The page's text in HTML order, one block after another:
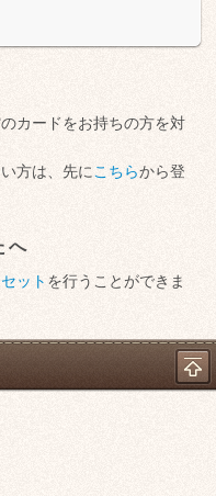
カードをお持ちの方を対
方は、先に こちらから登
へ
ット を行うことができま